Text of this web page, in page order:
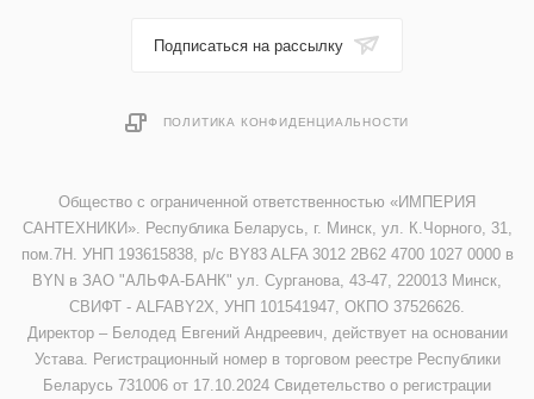
Подписаться на рассылку
ПОЛИТИКА КОНФИДЕНЦИАЛЬНОСТИ
Общество с ограниченной ответственностью «ИМПЕРИЯ
САНТЕХНИКИ». Республика Беларусь, г. Минск, ул. К.Чорного, 31,
пом.7Н. УНП 193615838, р/с BY83 ALFA 3012 2B62 4700 1027 0000 в
BYN в ЗАО "АЛЬФА-БАНК" ул. Сурганова, 43-47, 220013 Минск,
СВИФТ - ALFABY2X, УНП 101541947, ОКПО 37526626.
Директор – Белодед Евгений Андреевич, действует на основании
Устава. Регистрационный номер в торговом реестре Республики
Беларусь 731006 от 17.10.2024 Свидетельство о регистрации